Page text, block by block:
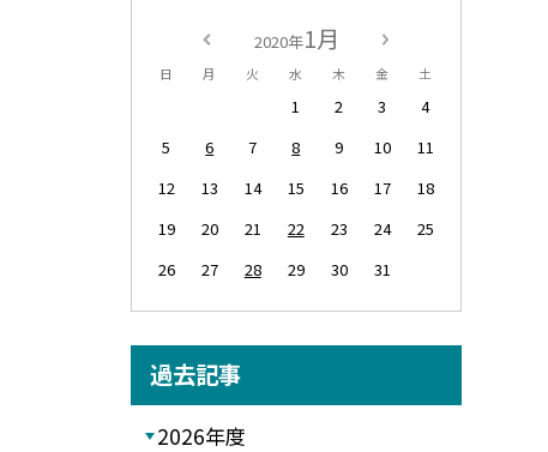
2020年1月
日 月 火 水 木 金 土
1 2 3
4
5
6 7 8 9 10
11
12
13 14 15 16 17
18
19
20 21 22 23 24
25
26
27 28 29 30 31
過去記事
2026年度